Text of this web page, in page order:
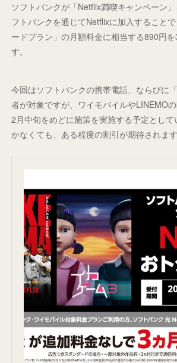
ソフトバンクが「Netflix満喫キャンペーン
フトバンクを通じてNetflixに加入すること
ードプラン」の月額料金に相当する890円
す。
今回はソフトバンクの携帯電話、ならびに
者が対象ですが、ワイモバイルやLINEMOの
2月中旬をめどに施策を実施する予定とし
かなくても、ある程度の割引が期待されます